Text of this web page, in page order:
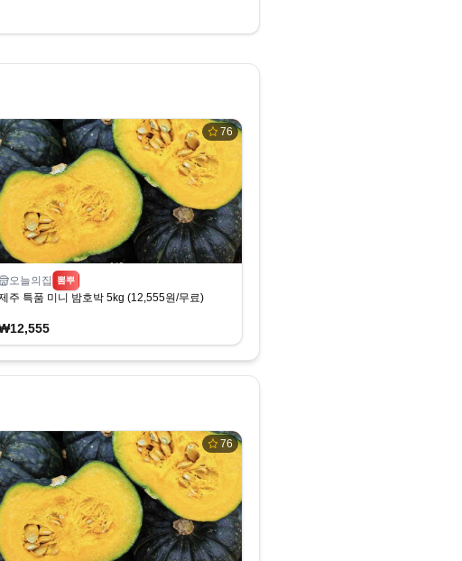
76
오늘의집 뽐뿌
주 특품 미니 밤호박 5kg (12,555원/무료)
76